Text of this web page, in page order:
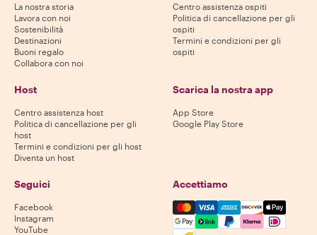
La nostra storia
Lavora con noi
Sostenibilità
Destinazioni
Buoni regalo
Collabora con noi
Centro assistenza ospiti
Politica di cancellazione per gli
ospiti
Termini e condizioni per gli
ospiti
Host
Centro assistenza host
Politica di cancellazione per gli
host
Termini e condizioni per gli host
Diventa un host
Scarica la nostra app
App Store
Google Play Store
Seguici
Facebook
Instagram
YouTube
Accettiamo
Mastercard, Visa, Amex,